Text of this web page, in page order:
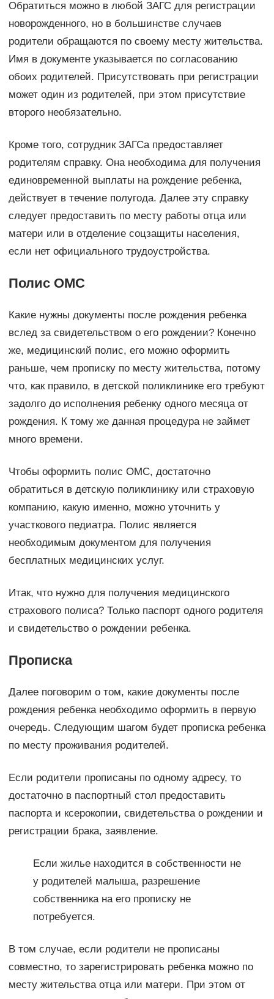
Обратиться можно в любой ЗАГС для регистрации
новорожденного, но в большинстве случаев
родители обращаются по своему месту жительства.
Имя в документе указывается по согласованию
обоих родителей. Присутствовать при регистрации
может один из родителей, при этом присутствие
второго необязательно.
Кроме того, сотрудник ЗАГСа предоставляет
родителям справку. Она необходима для получения
единовременной выплаты на рождение ребенка,
действует в течение полугода. Далее эту справку
следует предоставить по месту работы отца или
матери или в отделение соцзащиты населения,
если нет официального трудоустройства.
Полис ОМС
Какие нужны документы после рождения ребенка
вслед за свидетельством о его рождении? Конечно
же, медицинский полис, его можно оформить
раньше, чем прописку по месту жительства, потому
что, как правило, в детской поликлинике его требуют
задолго до исполнения ребенку одного месяца от
рождения. К тому же данная процедура не займет
много времени.
Чтобы оформить полис ОМС, достаточно
обратиться в детскую поликлинику или страховую
компанию, какую именно, можно уточнить у
участкового педиатра. Полис является
необходимым документом для получения
бесплатных медицинских услуг.
Итак, что нужно для получения медицинского
страхового полиса? Только паспорт одного родителя
и свидетельство о рождении ребенка.
Прописка
Далее поговорим о том, какие документы после
рождения ребенка необходимо оформить в первую
очередь. Следующим шагом будет прописка ребенка
по месту проживания родителей.
Если родители прописаны по одному адресу, то
достаточно в паспортный стол предоставить
паспорта и ксерокопии, свидетельства о рождении и
регистрации брака, заявление.
Если жилье находится в собственности не
у родителей малыша, разрешение
собственника на его прописку не
потребуется.
В том случае, если родители не прописаны
совместно, то зарегистрировать ребенка можно по
месту жительства отца или матери. При этом от